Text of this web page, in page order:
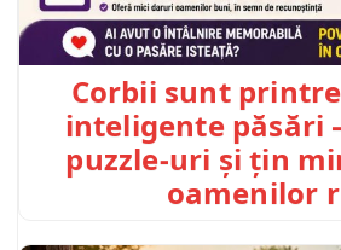
Corbii sunt
inteligente păsări
puzzle-uri și țin
oamenilor